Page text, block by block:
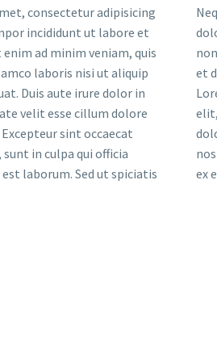
consectetur adipisicing
incididunt ut labore et
ad minim veniam, quis
laboris nisi ut aliquip
Duis aute irure dolor in
velit esse cillum dolore
sint occaecat
in culpa qui officia
laborum. Sed ut spiciatis
et
ex